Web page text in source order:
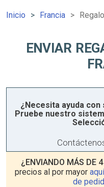
Inicio Francia
ENVIAR
¿Necesita ayuda
Pruebe nuestro
¿ENVIANDO MÁS DE
precios al por mayor aquí
de